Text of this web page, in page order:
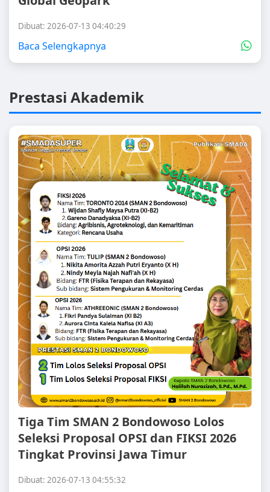
Dibuat: 2026-07-13 04:40:29
Baca Selengkapnya
Prestasi Akademik
Tiga Tim SMAN 2 Bondowoso Lolos
Seleksi Proposal OPSI dan FIKSI 2026
Tingkat Provinsi Jawa Timur
Dibuat: 2026-07-13 04:55:32